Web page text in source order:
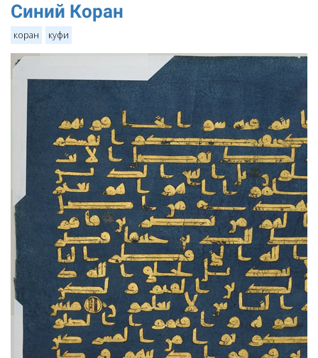
Синий Коран
коран куфи